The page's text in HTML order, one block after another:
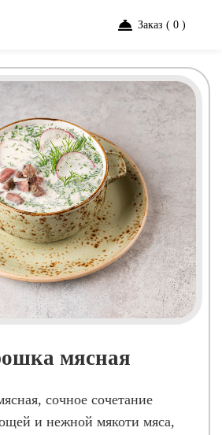
Заказ ( 0 )
мясная
сочное сочетание
и нежной мякоти мяса,